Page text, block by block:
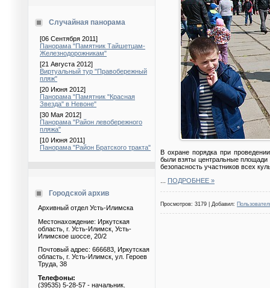
Случайная панорама
[06 Сентября 2011]
Панорама "Памятник Тайшетцам-
Железнодорожникам"
[21 Августа 2012]
Виртуальный тур "Правобережный
пляж"
[20 Июня 2012]
Панорама "Памятник "Красная
Звезда" в Невоне"
[30 Мая 2012]
Панорама "Район левобережного
пляжа"
[10 Июня 2011]
Панорама "Район Братского тракта"
Городской архив
Архивный отдел Усть-Илимска
Местонахождение: Иркутская
область, г. Усть-Илимск, Усть-
Илимское шоссе, 20/2
Почтовый адрес: 666683, Иркутская
область, г. Усть-Илимск, ул. Героев
Труда, 38
Телефоны:
(39535) 5-28-57 - начальник.
В охране порядка при
были взяты центральные
безопасность участников всех
ПОДРОБНЕЕ »
Просмотров: 3179 | Добавил: